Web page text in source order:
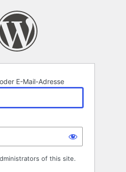
E-Mail-Adresse
of this site.